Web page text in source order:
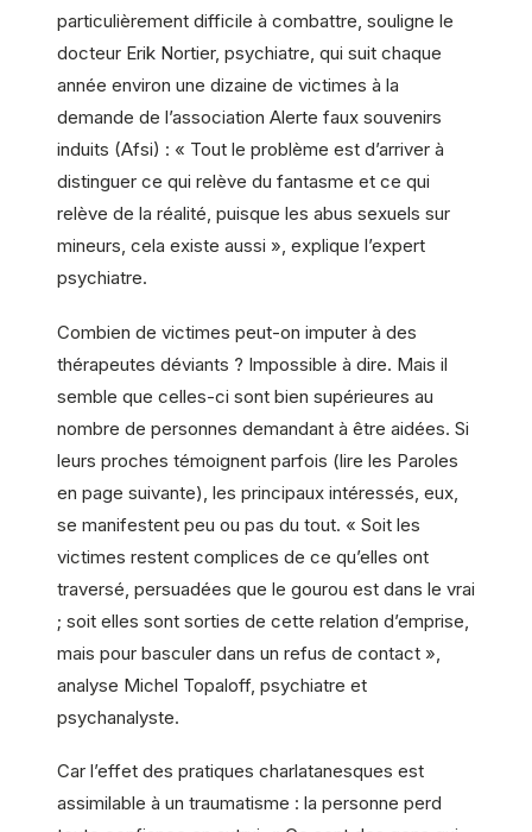
particulièrement difficile à combattre, souligne le
docteur Erik Nortier, psychiatre, qui suit chaque
année environ une dizaine de victimes à la
demande de l’association Alerte faux souvenirs
induits (Afsi) : « Tout le problème est d’arriver à
distinguer ce qui relève du fantasme et ce qui
relève de la réalité, puisque les abus sexuels sur
mineurs, cela existe aussi », explique l’expert
psychiatre.
Combien de victimes peut-on imputer à des
thérapeutes déviants ? Impossible à dire. Mais il
semble que celles-ci sont bien supérieures au
nombre de personnes demandant à être aidées. Si
leurs proches témoignent parfois (lire les Paroles
en page suivante), les principaux intéressés, eux,
se manifestent peu ou pas du tout. « Soit les
victimes restent complices de ce qu’elles ont
traversé, persuadées que le gourou est dans le vrai
; soit elles sont sorties de cette relation d’emprise,
mais pour basculer dans un refus de contact »,
analyse Michel Topaloff, psychiatre et
psychanalyste.
Car l’effet des pratiques charlatanesques est
assimilable à un traumatisme : la personne perd